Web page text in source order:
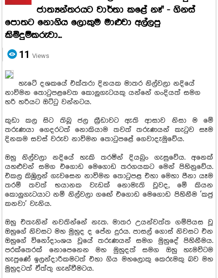
ජාත්‍යන්තරයට වාර්තා කළේ නෑ" - ගිනස්
පොතට නොගිය ලොකුම මාළුවා අල්ලපු
කිමිදුම්කරුවා...
11 Views
හැටේ දශකයේ එක්තරා දිනයක මාතර නිල්වලා නදියේ
නාවිමන තොටුපළවෙත කොලුගැටයකු යන්නේ ගංදියත් සමග
හරි හරියට ඔට්ටු වන්නටය.
කුඩා කල සිට තිබූ ජල ක්‍රීඩාවට ඇති ආසාව නිසා ම මේ
තරුණයා ගෙදරටත් නොකියාම තවත් තරුණයන් කැටුව සෑම
දිනකම සවස් වරුව නාවිමන තොටුපළේ ගෙවාදැමුවේය.
ඔහු නිල්වලා නදියේ හැකි තරමින් දියබුං ගැසුවේය. අනෙක්
යහළුවන් සමග එගොඩ මෙගොඩ තරගයකට මෙන් පිහිනුවේය.
එකල කිඹුලන් ගැවසෙන නාවිමන තොටුපළ එහා මෙහා පීනා යෑම
තරම් තවත් භයානක වැඩක් නොමැති වූවද, මේ කියන
කොලුගැටයාට නම් නිල්වලා ගඟේ එගොඩ මෙගොඩ පිහිනීම ‘කජු
කනවා’ වැනිය.
ඔහු එතැනින් නවතින්නේ නැත. මාතර උයන්වත්ත ගම්පියස වූ
ඔහුගේ නිවසට මහ මුහුද ද පේන දුරය. පාසල් ගොස් නිවසට එන
ඔහුගේ විනෝදාංශය වූයේ තරුණයන් සමග මුහුදේ පිහිනීමය.
පරක්තෙරක් නොපෙනෙන මහ මුහුදත් සමග ඔහු හැමවිටම
හැපුණේ ඉලන්දාරිකමටත් එහා ගිය මහලොකු කෙරුමකු බව මහ
මුහුදටත් ඒත්තු ගැන්වීමටය.